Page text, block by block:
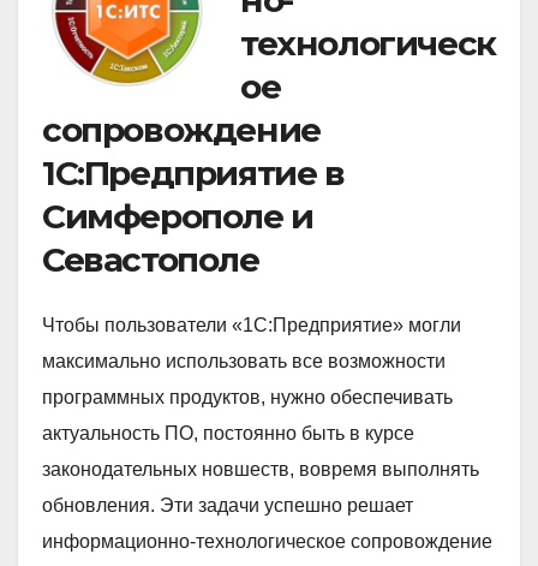
технологическ
ое
сопровождение
1С:Предприятие в
Симферополе и
Севастополе
Чтобы пользователи «1С:Предприятие» могли
максимально использовать все возможности
программных продуктов, нужно обеспечивать
актуальность ПО, постоянно быть в курсе
законодательных новшеств, вовремя выполнять
обновления. Эти задачи успешно решает
информационно-технологическое сопровождение